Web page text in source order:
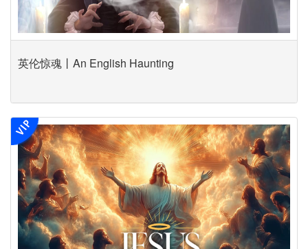
英伦惊魂丨An English Haunting